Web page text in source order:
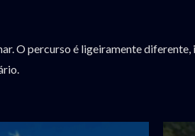
O percurso é ligeiramente